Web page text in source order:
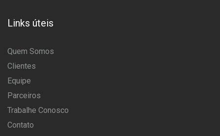
Links úteis
Quem Somos
Clientes
Equipe
Parceiros
Trabalhe Conosco
Contato